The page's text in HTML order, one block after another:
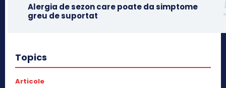
Alergia de sezon care poate da simptome
greu de suportat
Topics
Articole